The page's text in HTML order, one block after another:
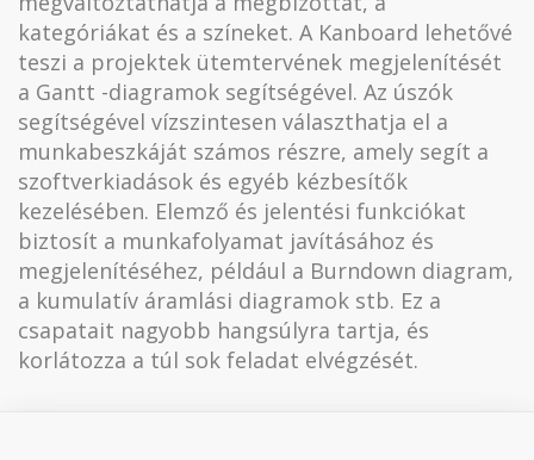
kategóriákat és a színeket. A Kanboard lehetővé
teszi a projektek ütemtervének megjelenítését
a Gantt -diagramok segítségével. Az úszók
segítségével vízszintesen választhatja el a
munkabeszkáját számos részre, amely segít a
szoftverkiadások és egyéb kézbesítők
kezelésében. Elemző és jelentési funkciókat
biztosít a munkafolyamat javításához és
megjelenítéséhez, például a Burndown diagram,
a kumulatív áramlási diagramok stb. Ez a
csapatait nagyobb hangsúlyra tartja, és
korlátozza a túl sok feladat elvégzését.